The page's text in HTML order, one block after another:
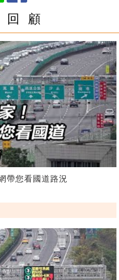
回 顧
帶您看國道路況